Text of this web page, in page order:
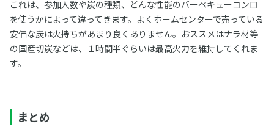
これは、参加人数や炭の種類、どんな性能のバーベキューコンロ
を使うかによって違ってきます。よくホームセンターで売っている
安価な炭は火持ちがあまり良くありません。おススメはナラ材等
の国産切炭などは、１時間半ぐらいは最高火力を維持してくれま
す。
まとめ